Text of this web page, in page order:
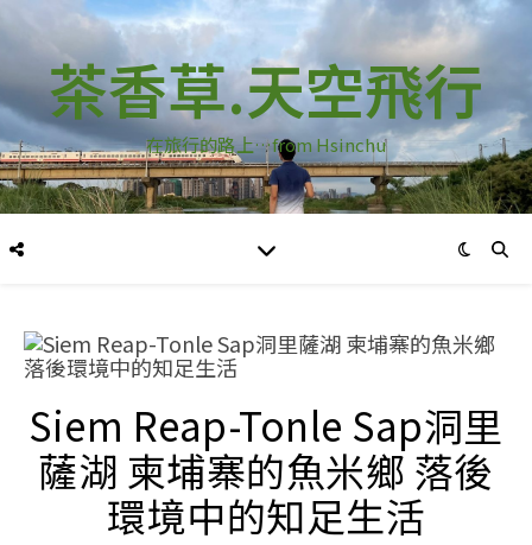
茶香草.天空飛行
在旅行的路上…from Hsinchu
Siem Reap-Tonle Sap洞里
薩湖 柬埔寨的魚米鄉 落後
環境中的知足生活